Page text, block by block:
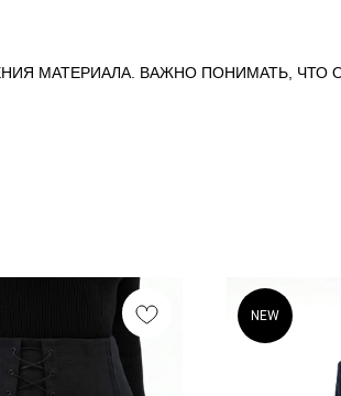
МАТЕРИАЛА. ВАЖНО ПОНИМАТЬ, ЧТО
NEW